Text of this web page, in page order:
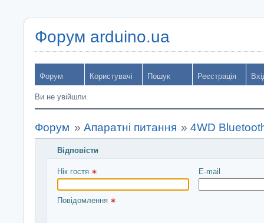
Форум arduino.ua
Форум Користувачі Пошук Реєстрація
Ви не увійшли.
Форум » Апаратні питання »4WD
Відповісти
Введіть повідомлення і натисніть Надіслати
Нік гостя E-mail
Повідомлення